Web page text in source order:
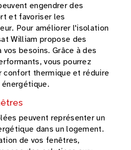
engendrer des
et favoriser les
Pour améliorer l'isolation
William propose des
besoins. Grâce à des
vous pourrez
confort thermique et réduire
peuvent représenter un
dans un logement.
de vos fenêtres,